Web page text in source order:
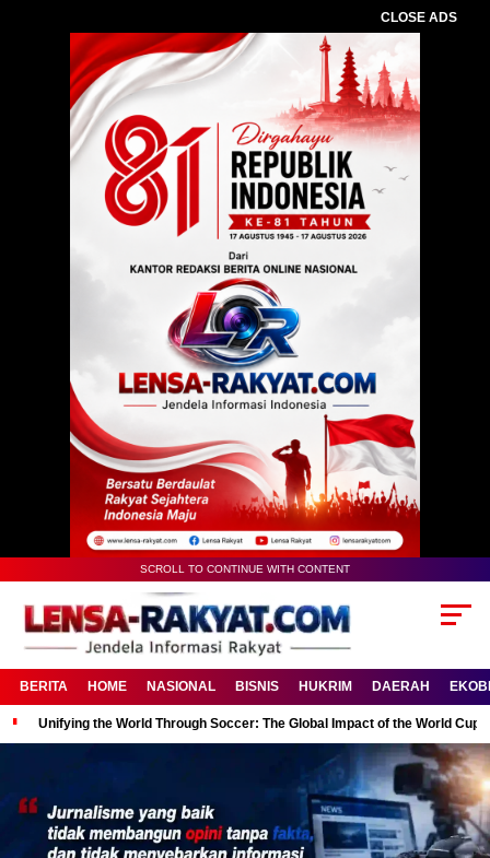
CLOSE ADS
SCROLL TO CONTINUE WITH CONTENT
BERITA HOME NASIONAL BISNIS HUKRIM DAERAH
Unifying the World Through Soccer: The Global Impact of the World Cup